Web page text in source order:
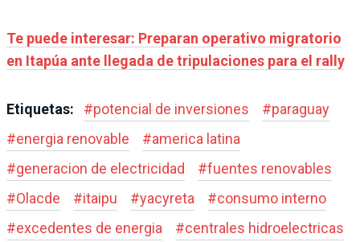
Te puede interesar: Preparan operativo migratorio
en Itapúa ante llegada de tripulaciones para el rally
Etiquetas: #potencial de inversiones #paraguay
#energia renovable #america latina
#generacion de electricidad #fuentes renovables
#Olacde #itaipu #yacyreta #consumo interno
#excedentes de energia #centrales hidroelectricas